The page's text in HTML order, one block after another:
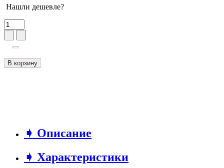
Нашли дешевле?
В корзину
➧ Описание
➧ Характеристики